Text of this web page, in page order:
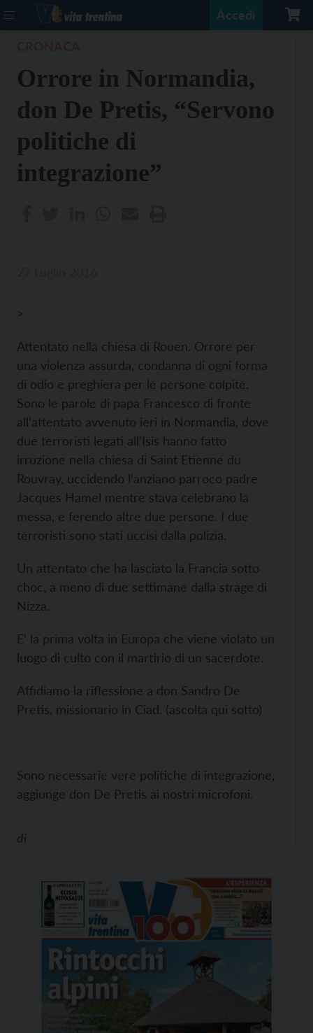
Accedi
Orrore in Normandia,
don De Pretis, “Servono
politiche di
integrazione”
>
Attentato nella chiesa di Rouen. Orrore per
una violenza assurda, condanna di ogni forma
di odio e preghiera per le persone colpite.
Sono le parole di papa Francesco di fronte
all’attentato avvenuto ieri in Normandia, dove
due terroristi legati all’Isis hanno fatto
irruzione nella chiesa di Saint Etienne du
Rouvray, uccidendo l’anziano parroco padre
Jacques Hamel mentre stava celebrano la
messa, e ferendo altre due persone. I due
terroristi sono stati uccisi dalla polizia.
Un attentato che ha lasciato la Francia sotto
choc, a meno di due settimane dalla strage di
Nizza.
E’ la prima volta in Europa che viene violato un
luogo di culto con il martirio di un sacerdote.
Affidiamo la riflessione a don Sandro De
Pretis, missionario in Ciad. (ascolta qui sotto)
Sono necessarie vere politiche di integrazione,
aggiunge don De Pretis ai nostri microfoni.
di